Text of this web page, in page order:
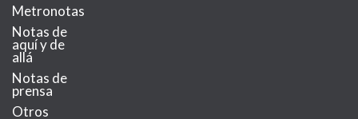
Metronotas
Notas de
aquí y de
allá
Notas de
prensa
Otros